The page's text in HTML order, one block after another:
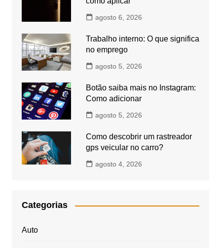
agosto 6, 2026
Trabalho interno: O que significa
no emprego
agosto 5, 2026
Botão saiba mais no Instagram:
Como adicionar
agosto 5, 2026
Como descobrir um rastreador
gps veicular no carro?
agosto 4, 2026
Categorias
Auto